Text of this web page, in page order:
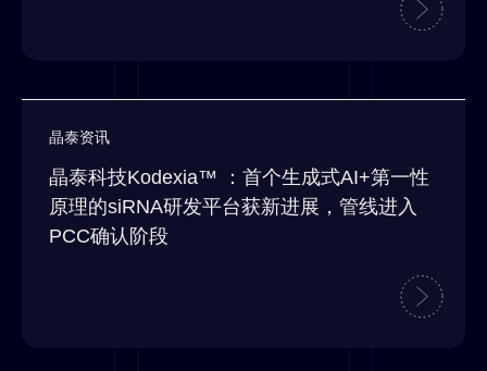
晶泰资讯
晶泰科技Kodexia™ ：首个生成式AI+第一性
原理的siRNA研发平台获新进展，管线进入
PCC确认阶段